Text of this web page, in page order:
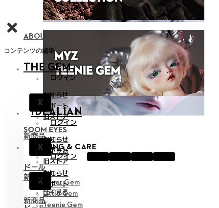
ABOUT NEOR 13
SOOM EYES
STYLING & CARE
ログイン
X
お知らせ
サポート
新商品
IDEALIAN
ログイン
X
お知らせ
サポート
旧ストア
新商品
全て見る
コンテンツの編集
THE GEM
ログイン
X
お知らせ
サポート
旧ストア
新商品
全て見る
ドール
Hyper Gem
Little Gem
Teenie Gem